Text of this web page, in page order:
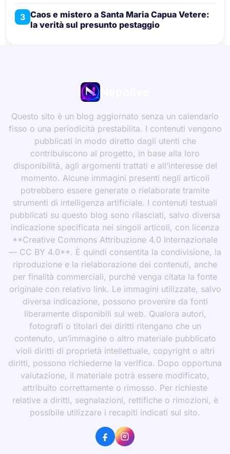
3 Caos e mistero a Santa Maria Capua Vetere:
la verità sul presunto pestaggio
Questo sito è un blog aggiornato senza un calendario
fisso o una periodicità prestabilita. I contenuti vengono
pubblicati in modo diretto dagli utenti che
contribuiscono al progetto, in base alla loro
disponibilità, agli argomenti trattati e all’interesse del
momento. Alcune immagini presenti negli articoli
potrebbero essere generate o rielaborate tramite
strumenti di intelligenza artificiale. I contenuti testuali
pubblicati su questo blog sono rilasciati, salvo diversa
indicazione specificata nei singoli articoli, con licenza
**Creative Commons Attribuzione 4.0 Internazionale
— CC BY 4.0**. È quindi consentita la condivisione, la
riproduzione e la rielaborazione dei contenuti, anche
per finalità commerciali, purché venga citata la fonte
originale con relativo link. Le immagini utilizzate, salvo
diversa indicazione, possono provenire da fonti
liberamente disponibili sul web. Qualora autori,
fotografi o titolari dei diritti ritengano che un
contenuto, un’immagine o altro materiale pubblicato
violi diritti di proprietà intellettuale, copyright o altri
diritti, possono richiederne la verifica. Dopo opportuna
valutazione, il materiale potrà essere modificato,
attribuito correttamente o rimosso. Per richieste
relative a diritti, segnalazioni, rettifiche o rimozioni, è
possibile utilizzare i recapiti indicati sul sito.